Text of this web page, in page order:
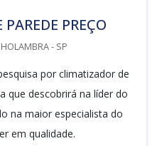
PREÇO
- SP
por climatizador de
que descobrirá na líder do
na maior especialista do
em qualidade.